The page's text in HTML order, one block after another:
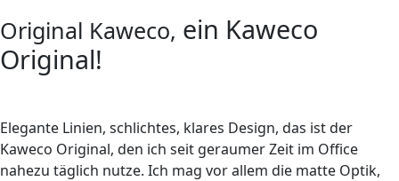
Original Kaweco, ein Kaweco
Original!
Elegante Linien, schlichtes, klares Design, das ist der
Kaweco Original, den ich seit geraumer Zeit im Office
nahezu täglich nutze. Ich mag vor allem die matte Optik,